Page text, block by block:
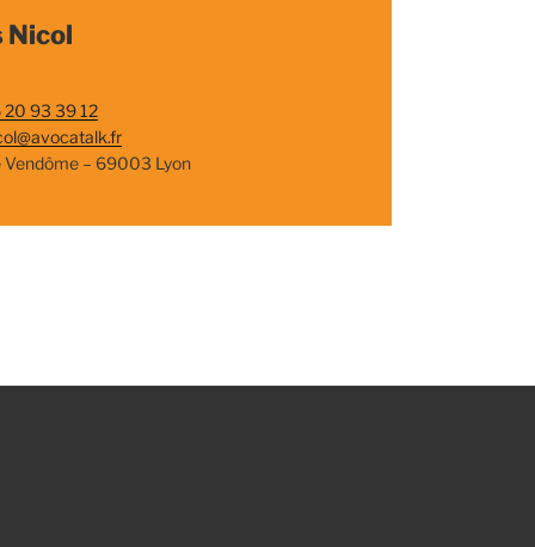
Nicol
93 39 12
Vendôme – 69003 Lyon